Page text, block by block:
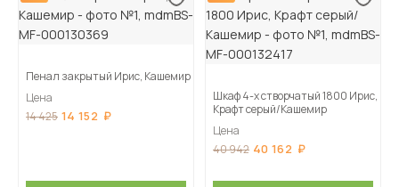
Пенал закрытый Ирис, Кашемир
Цена
14 425 14 152
Шкаф 4-х створчатый 1800 Ирис,
Крафт серый/Кашемир
Цена
40 942 40 162